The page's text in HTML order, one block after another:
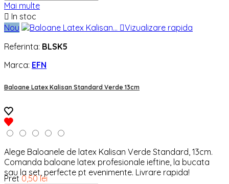
Mai multe
 In stoc
Nou
Vizualizare rapida
Referinta: BLSK5
Marca: EFN
Baloane Latex Kalisan Standard Verde 13cm
Alege Baloanele de latex Kalisan Verde Standard, 13cm.
Comanda baloane latex profesionale ieftine, la bucata
sau la set, perfecte pt evenimente. Livrare rapida!
Pret 0,50 lei